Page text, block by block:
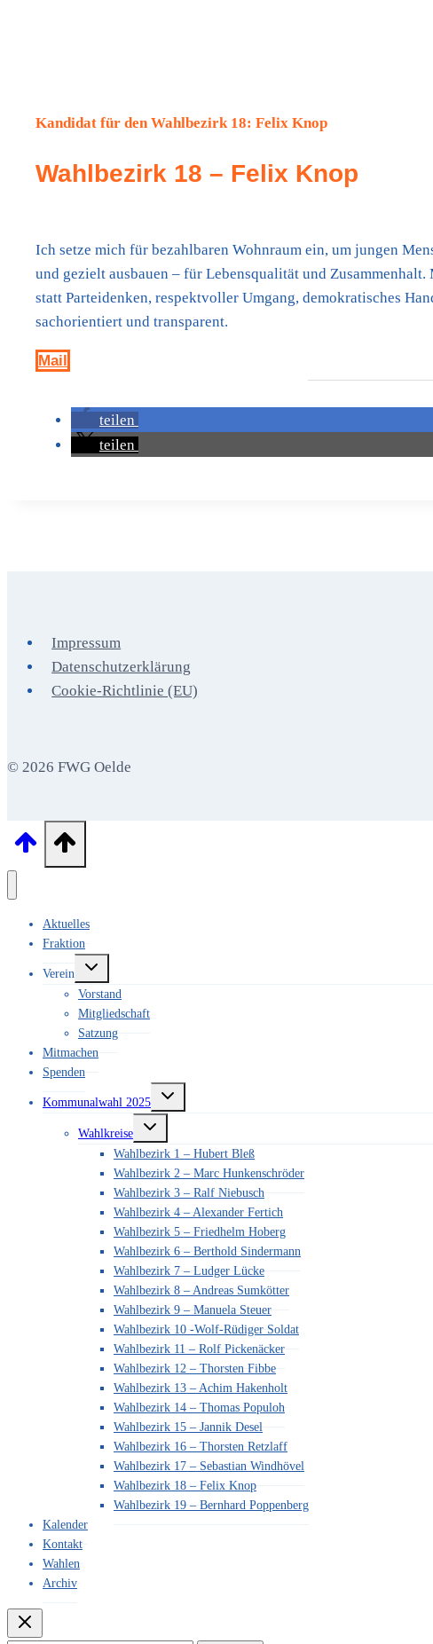
Kandidat für den Wahlbezirk 18: Felix Knop
Wahlbezirk 18 – Felix Knop
Ich setze mich für bezahlbaren Wohnraum ein, um jungen
und gezielt ausbauen – für Lebensqualität und
statt Parteidenken, respektvoller Umgang, demokratisches
sachorientiert und transparent.
Mail
teilen
teilen
Impressum
Datenschutzerklärung
Cookie-Richtlinie (EU)
© 2026 FWG Oelde
Aktuelles
Fraktion
Verein
Untermenü
Vorstand
Mitgliedschaft
Satzung
Mitmachen
Spenden
Kommunalwahl 2025
Untermenü
Wahlkreise
Untermenü
Wahlbezirk 1 – Hubert Bleß
Wahlbezirk 2 – Marc Hunkenschröder
Wahlbezirk 3 – Ralf Niebusch
Wahlbezirk 4 – Alexander Fertich
Wahlbezirk 5 – Friedhelm Hoberg
Wahlbezirk 6 – Berthold Sindermann
Wahlbezirk 7 – Ludger Lücke
Wahlbezirk 8 – Andreas Sumkötter
Wahlbezirk 9 – Manuela Steuer
Wahlbezirk 10 -Wolf-Rüdiger Soldat
Wahlbezirk 11 – Rolf Pickenäcker
Wahlbezirk 12 – Thorsten Fibbe
Wahlbezirk 13 – Achim Hakenholt
Wahlbezirk 14 – Thomas Populoh
Wahlbezirk 15 – Jannik Desel
Wahlbezirk 16 – Thorsten Retzlaff
Wahlbezirk 17 – Sebastian Windhövel
Wahlbezirk 18 – Felix Knop
Wahlbezirk 19 – Bernhard Poppenberg
Kalender
Kontakt
Wahlen
Archiv